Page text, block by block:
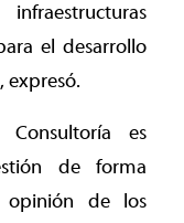
el desarrollo
expresó.
es
de forma
opinión de los